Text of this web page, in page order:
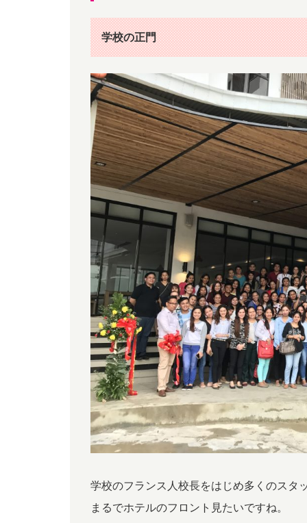
学校の正門
学校のフランス人校長をはじめ多くのスタ
まるでホテルのフロント見たいですね。